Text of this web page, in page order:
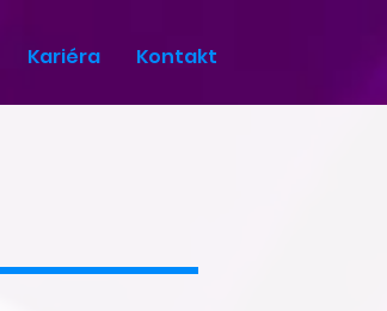
Kariéra Kontakt